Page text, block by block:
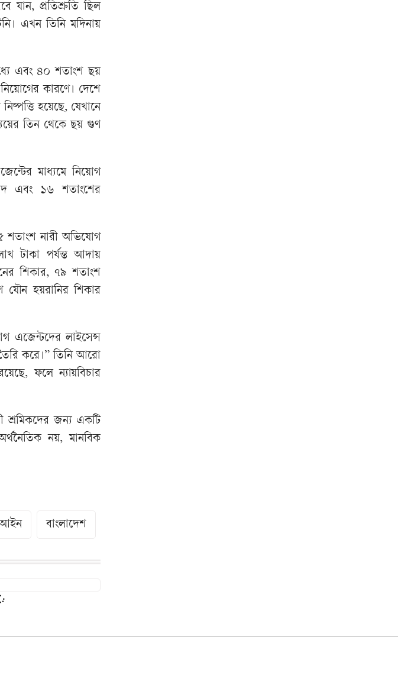
প্রতিশ্রুতি ছিল
এখন তিনি মদিনায়
এবং ৪০ শতাংশ ছয়
কারণে। দেশে
হয়েছে, যেখানে
তিন থেকে ছয় গুণ
মাধ্যমে নিয়োগ
এবং ১৬ শতাংশের
শতাংশ নারী অভিযোগ
টাকা পর্যন্ত আদায়
শিকার, ৭৯ শতাংশ
হয়রানির শিকার
এজেন্টদের লাইসেন্স
তৈরি করে।” তিনি আরো
ফলে ন্যায়বিচার
শ্রমিকদের জন্য একটি
নয়, মানবিক
বাংলাদেশ